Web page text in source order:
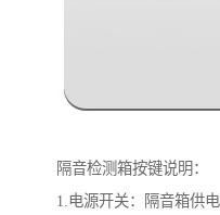
隔音检测箱按键说明：
1.电源开关：隔音箱供电